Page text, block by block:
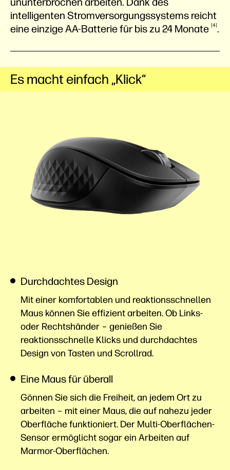
intelligenten Stromversorgungssystems reicht
eine einzige AA-Batterie für bis zu 24 Monate 4 .
Es macht einfach „Klick“
Durchdachtes Design
Mit einer komfortablen und reaktionsschnellen
Maus können Sie effizient arbeiten. Ob Links-
oder Rechtshänder – genießen Sie
reaktionsschnelle Klicks und durchdachtes
Design von Tasten und Scrollrad.
Eine Maus für überall
Gönnen Sie sich die Freiheit, an jedem Ort zu
arbeiten – mit einer Maus, die auf nahezu jeder
Oberfläche funktioniert. Der Multi-Oberflächen-
Sensor ermöglicht sogar ein Arbeiten auf
Marmor-Oberflächen.